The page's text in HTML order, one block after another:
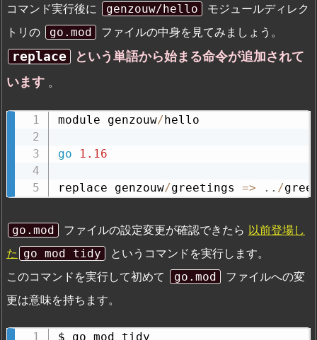
コマンド実行後に
genzouw/hello
モジュールディレク
トリの
go.mod
ファイルの中身を見てみましょう。
replace
という単語から始まる命令が追加されて
います 。
module genzouw/hello
go 1.16
replace genzouw/greetings => . . /
go.mod ファイルの設定変更が確認できたら 以前登場し
た go mod tidy
というコマンドを実行します。
このコマンドを実行して初めて
go.mod
ファイルへの変
更は意味を持ちます。
$ go mod tidy